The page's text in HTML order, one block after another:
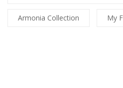
Armonia Collection My